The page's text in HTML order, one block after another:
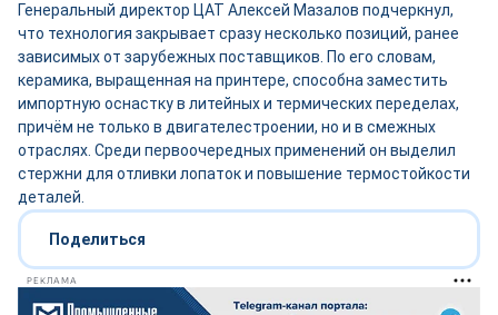
Генеральный директор ЦАТ Алексей Мазалов подчеркнул,
что технология закрывает сразу несколько позиций, ранее
зависимых от зарубежных поставщиков. По его словам,
керамика, выращенная на принтере, способна заместить
импортную оснастку в литейных и термических переделах,
причём не только в двигателестроении, но и в смежных
отраслях. Среди первоочередных применений он выделил
стержни для отливки лопаток и повышение термостойкости
деталей.
Поделиться
РЕКЛАМА